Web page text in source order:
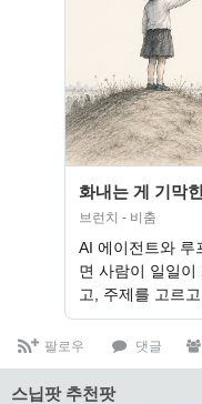
화내는 게 기막
브런치 - 비춤
AI 에이전트와 루
면 사람이 일일
고, 주제를 고르
팔로우 댓글
스닙팟 추천팟